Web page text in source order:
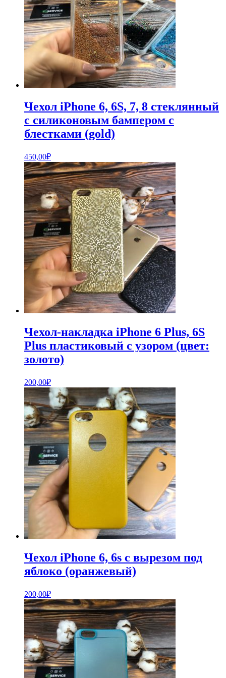
Чехол iPhone 6, 6S, 7, 8 стеклянный
с силиконовым бампером с
блестками (gold)
450,00₽
Чехол-накладка iPhone 6 Plus, 6S
Plus пластиковый с узором (цвет:
золото)
200,00₽
Чехол iPhone 6, 6s с вырезом под
яблоко (оранжевый)
200,00₽